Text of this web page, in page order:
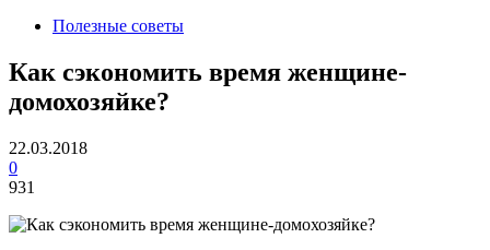
Полезные советы
Как сэкономить время женщине-
домохозяйке?
22.03.2018
0
931